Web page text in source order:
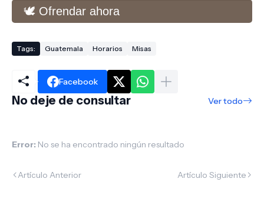
🕊️ Ofrendar ahora
Tags: Guatemala Horarios Misas
Facebook
No deje de consultar Ver todo
Error: No se ha encontrado ningún resultado
Artículo Anterior Artículo Siguiente